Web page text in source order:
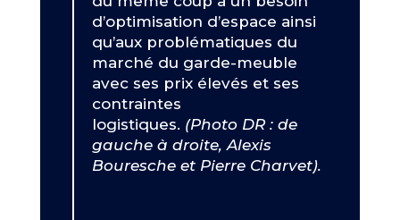
d’optimisation d’espace ainsi
qu’aux problématiques du
marché du garde-meuble
avec ses prix élevés et ses
contraintes
logistiques. (Photo DR : de
gauche à droite, Alexis
Bouresche et Pierre Charvet).